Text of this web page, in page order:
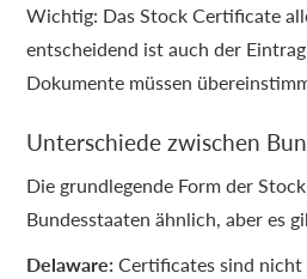
Wichtig: Das Stock Certificate
entscheidend ist auch der
Dokumente müssen
Unterschiede zwischen
Die grundlegende Form der
Bundesstaaten ähnlich, aber es
Delaware: Certificates sind